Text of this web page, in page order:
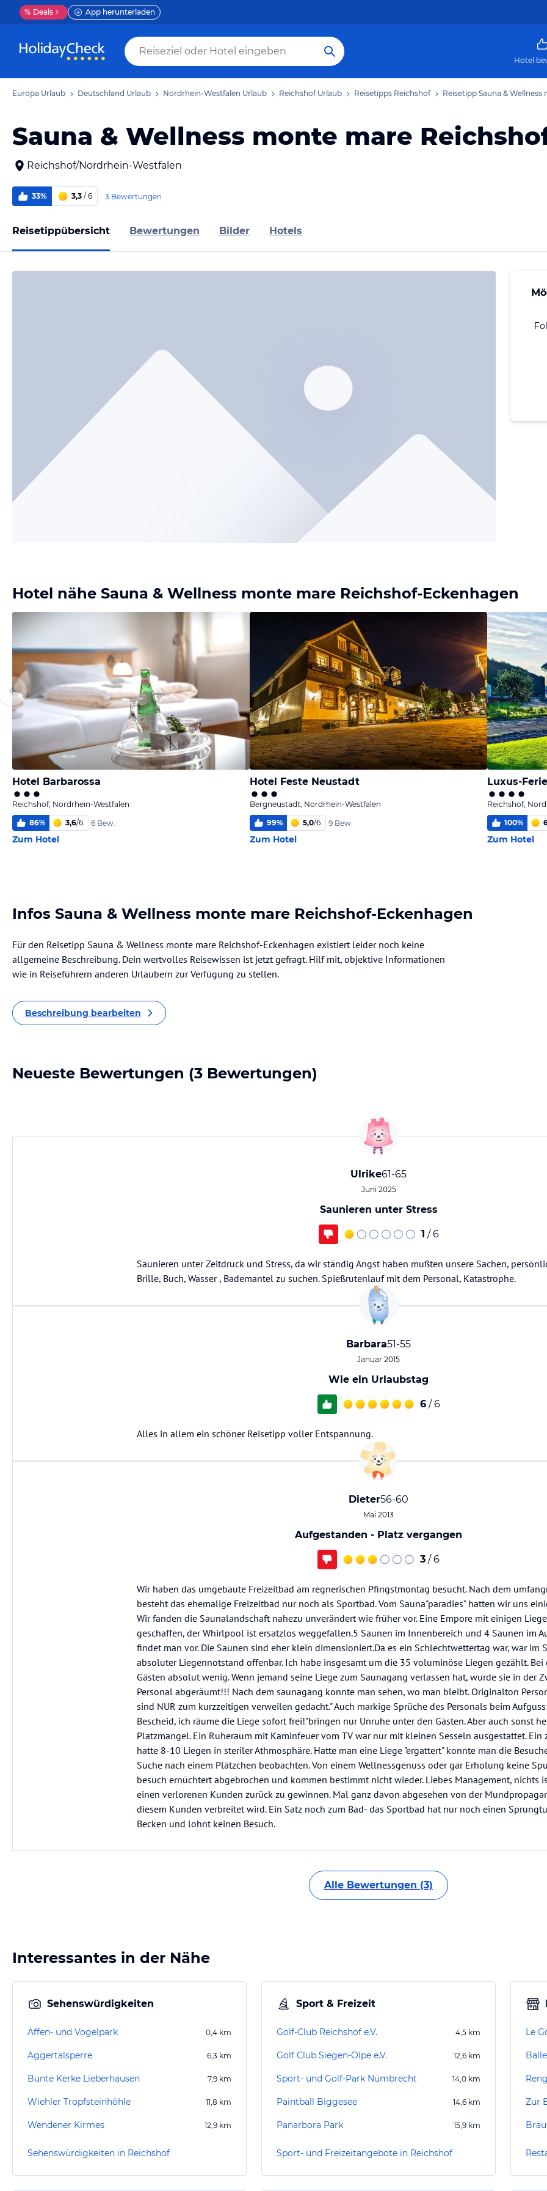
% Deals App herunterladen
Hotel
Europa Urlaub Deutschland Urlaub Nordrhein-Westfalen Urlaub Reichshof Urlaub Reisetipps Reichshof Reisetipp Sauna &
Sauna & Wellness monte mare
Reichshof/Nordrhein-Westfalen
33% 3,3 / 6 3 Bewertungen
Reisetippübersicht Bewertungen Bilder Hotels
Hotel nähe Sauna & Wellness monte mare Reichshof-Eckenhagen
Hotel Barbarossa
Reichshof, Nordrhein-Westfalen
86% 3,6/6 6 Bew.
Zum Hotel
Hotel Feste Neustadt
Bergneustadt, Nordrhein-Westfalen
99% 5,0/6 9 Bew.
Zum Hotel
Luxus-
Reichshof,
100%
Zum Hotel
Infos Sauna & Wellness monte mare Reichshof-Eckenhagen
Für den Reisetipp Sauna & Wellness monte mare Reichshof-Eckenhagen existiert leider noch keine
allgemeine Beschreibung. Dein wertvolles Reisewissen ist jetzt gefragt. Hilf mit, objektive Informationen
wie in Reiseführern anderen Urlaubern zur Verfügung zu stellen.
Beschreibung bearbeiten
Neueste Bewertungen (3 Bewertungen)
Ulrike61-65
Juni 2025
Saunieren unter Stress
1 / 6
Saunieren unter Zeitdruck und Stress, da wir ständig Angst haben mußten unsere Sachen,
Brille, Buch, Wasser , Bademantel zu suchen. Spießrutenlauf mit dem Personal, Katastrophe.
Barbara51-55
Januar 2015
Wie ein Urlaubstag
6 / 6
Alles in allem ein schöner Reisetipp voller Entspannung.
Dieter56-60
Mai 2013
Aufgestanden - Platz vergangen
3 / 6
Wir haben das umgebaute Freizeitbad am regnerischen Pfingstmontag besucht. Nach dem
besteht das ehemalige Freizeitbad nur noch als Sportbad. Vom Sauna"paradies" hatten wir uns
Wir fanden die Saunalandschaft nahezu unverändert wie früher vor. Eine Empore mit einigen
geschaffen, der Whirlpool ist ersatzlos weggefallen.5 Saunen im Innenbereich und 4 Saunen im
findet man vor. Die Saunen sind eher klein dimensioniert.Da es ein Schlechtwettertag war, war im
absoluter Liegennotstand offenbar. Ich habe insgesamt um die 35 voluminöse Liegen gezählt. Bei
Gästen absolut wenig. Wenn jemand seine Liege zum Saunagang verlassen hat, wurde sie in der
Personal abgeräumt!!! Nach dem saunagang konnte man sehen, wo man bleibt. Originalton
sind NUR zum kurzzeitigen verweilen gedacht." Auch markige Sprüche des Personals beim
Bescheid, ich räume die Liege sofort frei!"bringen nur Unruhe unter den Gästen. Aber auch sonst
Platzmangel. Ein Ruheraum mit Kaminfeuer vom TV war nur mit kleinen Sesseln ausgestattet. Ein
hatte 8-10 Liegen in steriler Athmosphäre. Hatte man eine Liege "ergattert" konnte man die
Suche nach einem Plätzchen beobachten. Von einem Wellnessgenuss oder gar Erholung keine
besuch ernüchtert abgebrochen und kommen bestimmt nicht wieder. Liebes Management, nichts
einen verlorenen Kunden zurück zu gewinnen. Mal ganz davon abgesehen von der
diesem Kunden verbreitet wird. Ein Satz noch zum Bad- das Sportbad hat nur noch einen
Becken und lohnt keinen Besuch.
Alle Bewertungen (3)
Interessantes in der Nähe
Sehenswürdigkeiten
Affen- und Vogelpark 0,4 km
Aggertalsperre 6,3 km
Bunte Kerke Lieberhausen 7,9 km
Wiehler Tropfsteinhöhle 11,8 km
Wendener Kirmes 12,9 km
Sehenswürdigkeiten in Reichshof
Sport & Freizeit
Golf-Club Reichshof e.V. 4,5 km
Golf Club Siegen-Olpe e.V. 12,6 km
Sport- und Golf-Park Nümbrecht 14,0 km
Paintball Biggesee 14,6 km
Panarbora Park 15,9 km
Sport- und Freizeitangebote in Reichshof
Le
Zur